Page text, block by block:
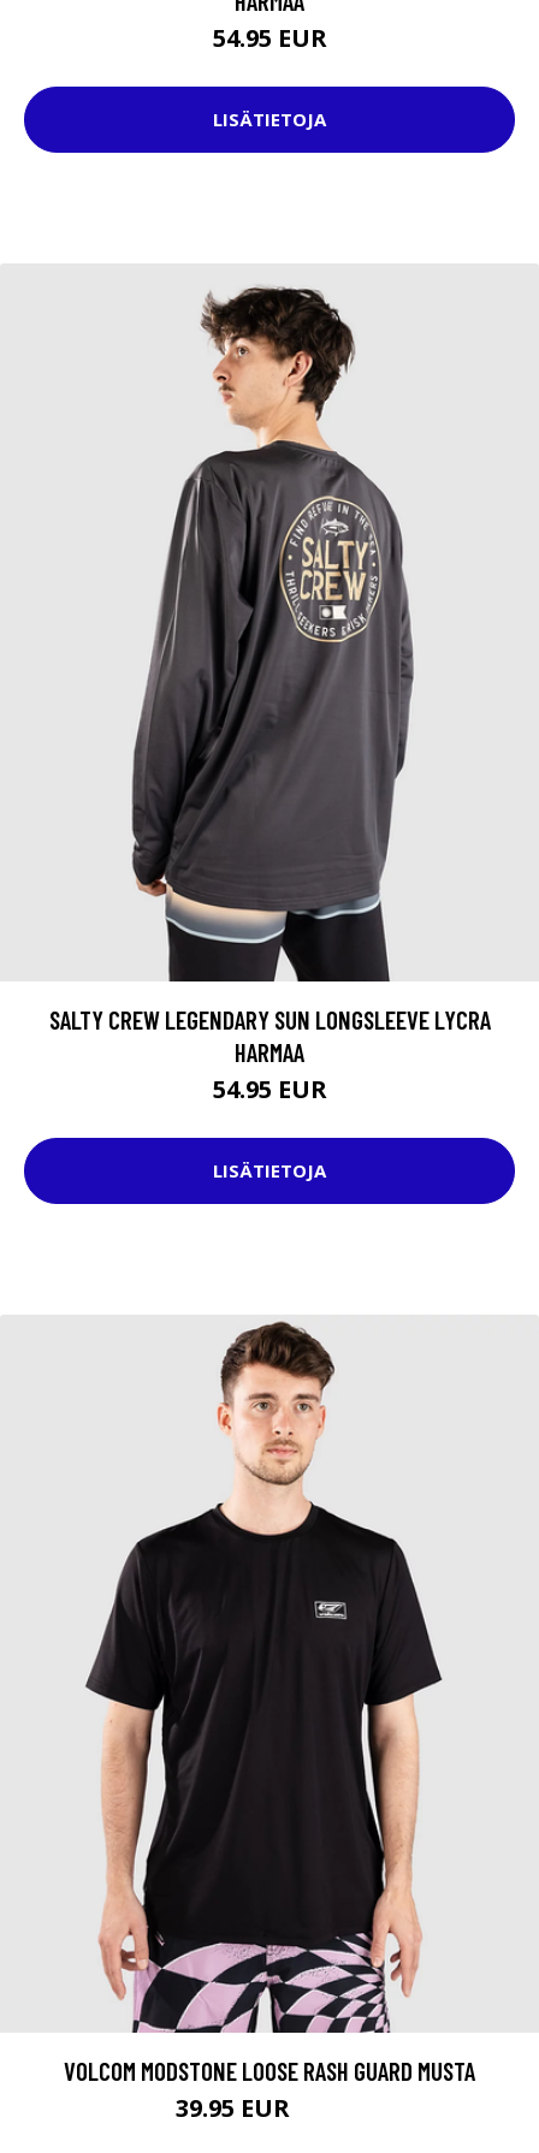
54.95 EUR
LISÄTIETOJA
SALTY CREW LEGENDARY SUN LONGSLEEVE LYCRA
HARMAA
54.95 EUR
LISÄTIETOJA
VOLCOM MODSTONE LOOSE RASH GUARD MUSTA
39.95 EUR